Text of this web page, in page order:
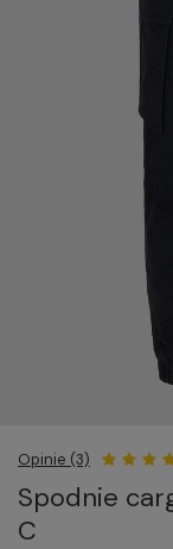
Opinie (3)
Spodnie
C